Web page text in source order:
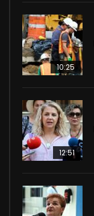
10:25
12:51